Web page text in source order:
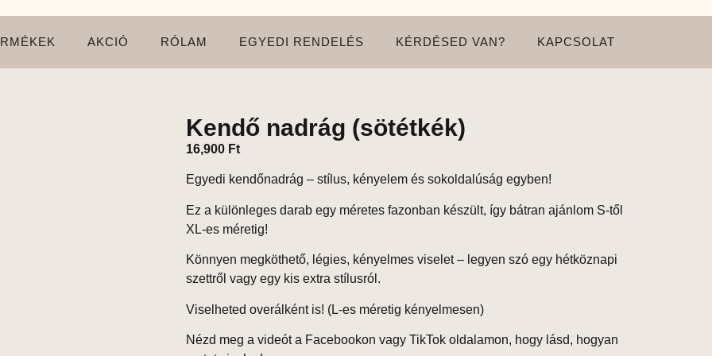
AKCIÓ RÓLAM EGYEDI RENDELÉS KÉRDÉSED VAN? KAPCSOLAT
Kendő nadrág (sötétkék)
16,900 Ft
Egyedi kendőnadrág – stílus, kényelem és sokoldalúság egyben!
Ez a különleges darab egy méretes fazonban készült, így bátran ajánlom S-től
XL-es méretig!
Könnyen megköthető, légies, kényelmes viselet – legyen szó egy hétköznapi
szettről vagy egy kis extra stílusról.
Viselheted overálként is! (L-es méretig kényelmesen)
Nézd meg a videót a Facebookon vagy TikTok oldalamon, hogy lásd, hogyan